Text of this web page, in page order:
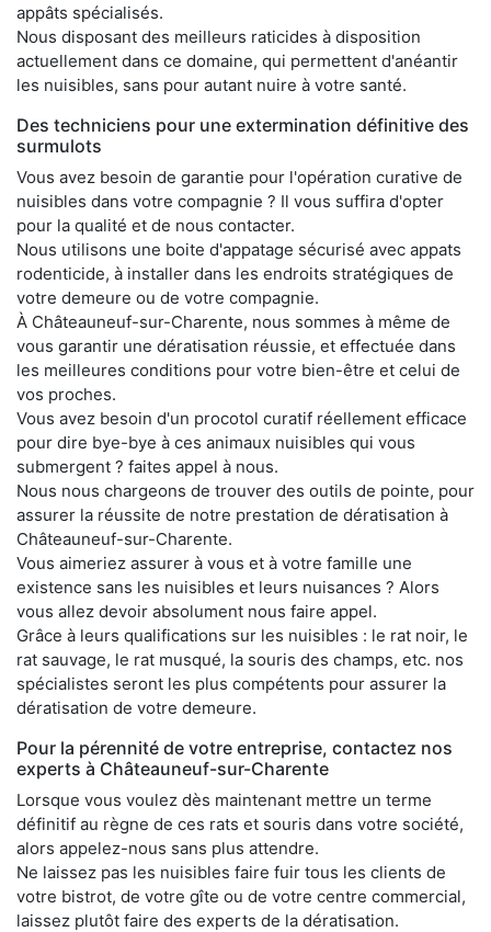
appâts spécialisés.
Nous disposant des meilleurs raticides à disposition
actuellement dans ce domaine, qui permettent d'anéantir
les nuisibles, sans pour autant nuire à votre santé.
Des techniciens pour une extermination définitive des
surmulots
Vous avez besoin de garantie pour l'opération curative de
nuisibles dans votre compagnie ? Il vous suffira d'opter
pour la qualité et de nous contacter.
Nous utilisons une boite d'appatage sécurisé avec appats
rodenticide, à installer dans les endroits stratégiques de
votre demeure ou de votre compagnie.
À Châteauneuf-sur-Charente, nous sommes à même de
vous garantir une dératisation réussie, et effectuée dans
les meilleures conditions pour votre bien-être et celui de
vos proches.
Vous avez besoin d'un procotol curatif réellement efficace
pour dire bye-bye à ces animaux nuisibles qui vous
submergent ? faites appel à nous.
Nous nous chargeons de trouver des outils de pointe, pour
assurer la réussite de notre prestation de dératisation à
Châteauneuf-sur-Charente.
Vous aimeriez assurer à vous et à votre famille une
existence sans les nuisibles et leurs nuisances ? Alors
vous allez devoir absolument nous faire appel.
Grâce à leurs qualifications sur les nuisibles : le rat noir, le
rat sauvage, le rat musqué, la souris des champs, etc. nos
spécialistes seront les plus compétents pour assurer la
dératisation de votre demeure.
Pour la pérennité de votre entreprise, contactez nos
experts à Châteauneuf-sur-Charente
Lorsque vous voulez dès maintenant mettre un terme
définitif au règne de ces rats et souris dans votre société,
alors appelez-nous sans plus attendre.
Ne laissez pas les nuisibles faire fuir tous les clients de
votre bistrot, de votre gîte ou de votre centre commercial,
laissez plutôt faire des experts de la dératisation.